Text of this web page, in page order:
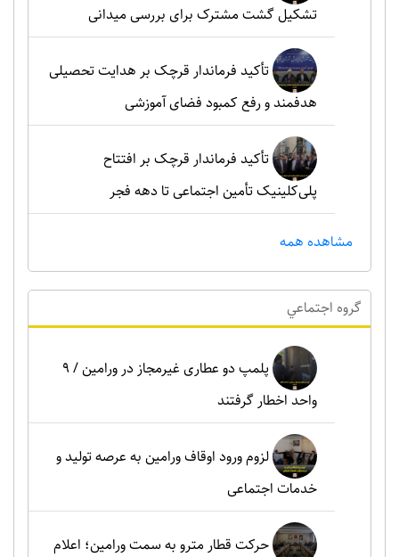
تشکیل گشت مشترک برای بررسی میدانی
تأکید فرماندار قرچک بر هدایت تحصیلی
هدفمند و رفع کمبود فضای آموزشی
تأکید فرماندار قرچک بر افتتاح
پلی‌کلینیک تأمین اجتماعی تا دهه فجر
مشاهده همه
گروه اجتماعي
پلمپ دو عطاری غیرمجاز در ورامین / ۹
واحد اخطار گرفتند
لزوم ورود اوقاف ورامین به عرصه تولید و
خدمات اجتماعی
حرکت قطار مترو به سمت ورامین؛ اعلام